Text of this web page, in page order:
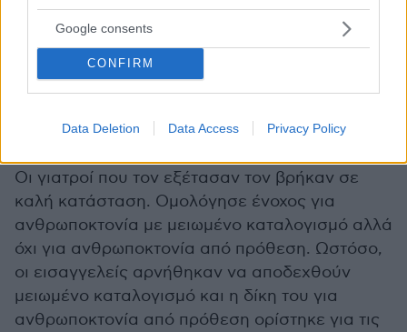
Google consents
CONFIRM
Data Deletion Data Access Privacy Policy
Οι αστυνομικοί βρήκαν ένα καταφύγιο, που
είχε σκάψει στην πλαγιά ενός λόφου και είχε
καλύψει με φύλλα για να μη φαίνεται.
Σύμφωνα με την αστυνομία, εκεί κρυβόταν από
εμφιαλωμένο νερό.
Οι γιατροί που τον εξέτασαν τον βρήκαν σε
καλή κατάσταση. Ομολόγησε ένοχος για
ανθρωποκτονία με μειωμένο καταλογισμό αλλά
όχι για ανθρωποκτονία από πρόθεση. Ωστόσο,
οι εισαγγελείς αρνήθηκαν να αποδεχθούν
μειωμένο καταλογισμό και η δίκη του για
ανθρωποκτονία από πρόθεση ορίστηκε για τις